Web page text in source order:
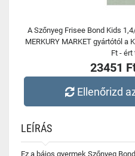
A Szőnyeg Frisee Bond Kids
MERKURY MARKET gyártótól a
Ft -
23451
Ellenőrizd
LEÍRÁS
Ez a bájos gyermek Szőnyeg